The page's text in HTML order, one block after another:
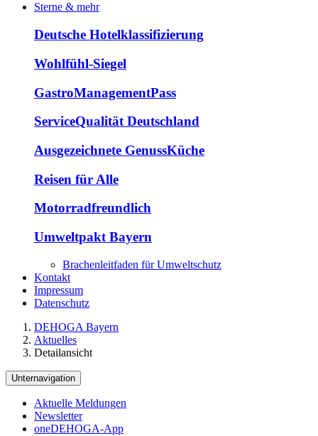
Sterne & mehr
Deutsche Hotelklassifizierung
Wohlfühl-Siegel
GastroManagementPass
ServiceQualität Deutschland
Ausgezeichnete GenussKüche
Reisen für Alle
Motorradfreundlich
Umweltpakt Bayern
Brachenleitfaden für Umweltschutz
Kontakt
Impressum
Datenschutz
DEHOGA Bayern
Aktuelles
Detailansicht
Unternavigation
Aktuelle Meldungen
Newsletter
oneDEHOGA-App